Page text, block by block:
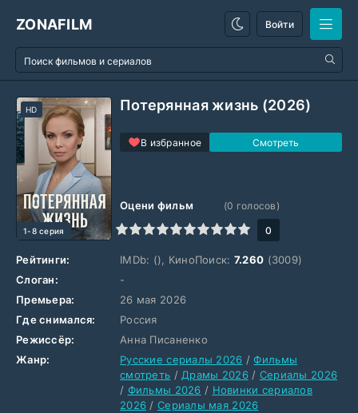
ZONAFILM Войти
Потерянная жизнь (2026)
В избранное
HD
1-8 серия
Оцени фильм
1
2 3 4 5 6 7 8 9 10
(0 голосов)
0
Рейтинги: IMDb: (), КиноПоиск: 7.260 (3009)
Слоган:
-
Премьера:
26 мая 2026
Где снимался:
Россия
Режиссёр:
Анна Писаненко
Жанр:
Русские сериалы 2026 /Фильмы
смотреть / Драмы 2026/ Сериалы 2026
/ Фильмы 2026 / Новинки сериалов
2026 / Сериалы мая 2026